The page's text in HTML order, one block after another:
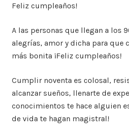
Feliz cumpleaños!
A las personas que llegan a los
alegrías, amor y dicha para que
más bonita ¡Feliz cumpleaños!
Cumplir noventa es colosal,
alcanzar sueños, llenarte de
conocimientos te hace alguien
de vida te hagan magistral!